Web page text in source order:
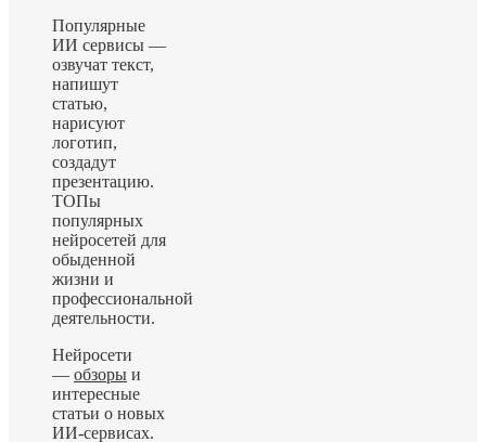
Популярные
ИИ сервисы —
озвучат текст,
напишут
статью,
нарисуют
логотип,
создадут
презентацию.
ТОПы
популярных
нейросетей для
обыденной
жизни и
профессиональной
деятельности.
Нейросети
— обзоры и
интересные
статьи о новых
ИИ-сервисах.